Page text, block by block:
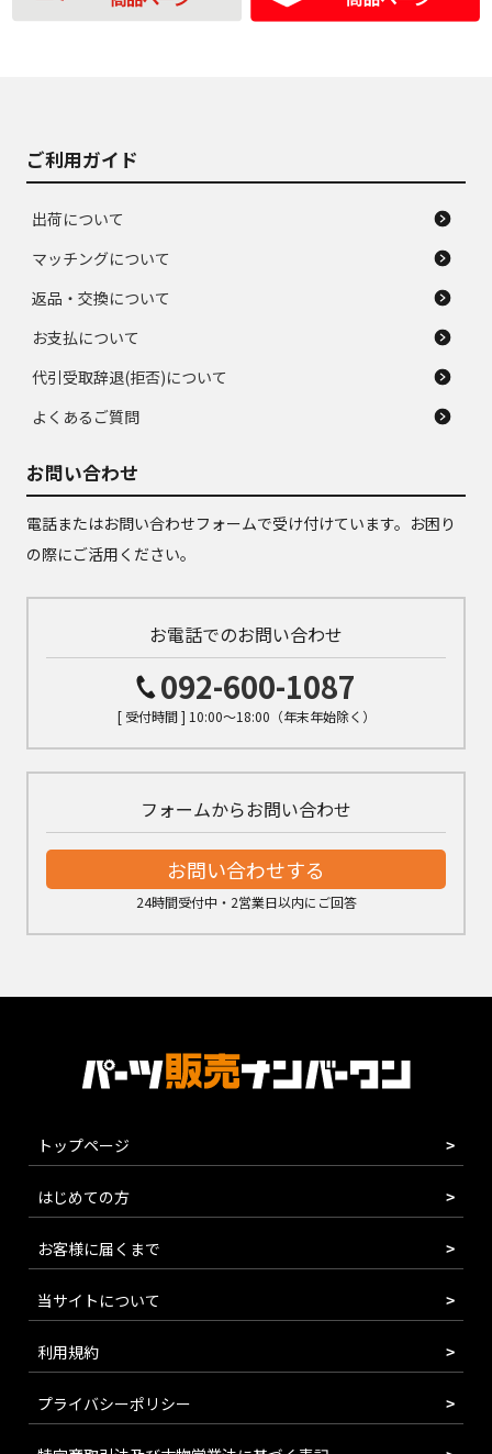
の中古品
ご利用ガイド
出荷について
マッチングについて
返品・交換について
お支払について
代引受取辞退(拒否)について
よくあるご質問
お問い合わせ
電話またはお問い合わせフォームで受け付けています。お困り
の際にご活用ください。
お電話でのお問い合わせ
092-600-1087
[ 受付時間 ] 10:00～18:00（年末年始除く）
フォームからお問い合わせ
お問い合わせする
24時間受付中・2営業日以内にご回答
トップページ
はじめての方
お客様に届くまで
当サイトについて
利用規約
プライバシーポリシー